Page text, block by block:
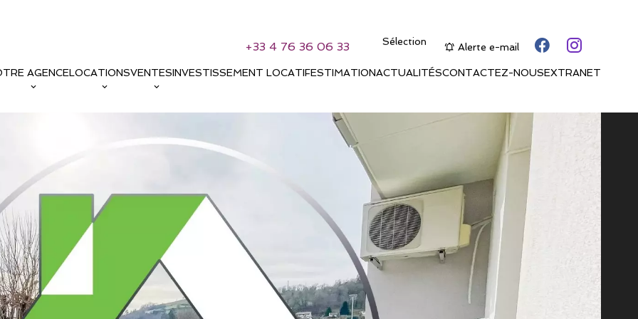
+33 4 76 36 06 33 Sélection Alerte e-mail
AGENCELOCATIONSVENTESINVESTISSEMENT LOCATIFESTIMATIONACTUALITÉSCONTACTEZ-NOUSEXTRANET